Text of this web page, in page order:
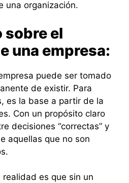
una organización.
sobre el
una empresa:
puede ser tomado
de existir. Para
es la base a partir de la
Con un propósito claro
decisiones “correctas” y
aquellas que no son
realidad es que sin un